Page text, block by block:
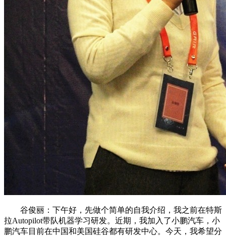
谷俊丽：下午好，先做个简单的自我介绍，我之前在特斯
拉Autopilot带队机器学习研发。近期，我加入了小鹏汽车，小
鹏汽车目前在中国和美国硅谷都有研发中心。今天，我希望分